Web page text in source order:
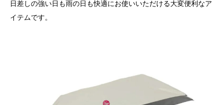
日差しの強い日も雨の日も快適にお使いいただける大変便利なア
イテムです。